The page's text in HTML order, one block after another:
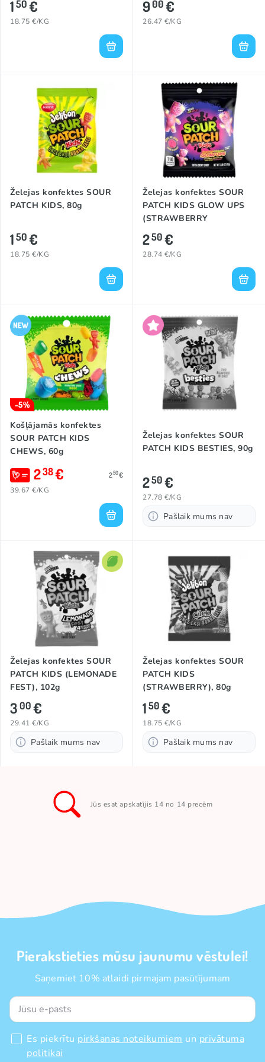
150€
18.75 €/KG
900€
26.47 €/KG
Želejas konfektes SOUR
PATCH KIDS, 80g
150€
18.75 €/KG
Želejas konfektes SOUR
PATCH KIDS GLOW UPS
(STRAWBERRY
WATERMELON), 87g
250€
28.74 €/KG
-5%
Košļājamās konfektes
SOUR PATCH KIDS
CHEWS, 60g
238€ 250€
39.67 €/KG
Želejas konfektes SOUR
PATCH KIDS BESTIES, 90g
250€
27.78 €/KG
Pašlaik mums nav
Želejas konfektes SOUR
PATCH KIDS (LEMONADE
FEST), 102g
300€
29.41 €/KG
Pašlaik mums nav
Želejas konfektes SOUR
PATCH KIDS
(STRAWBERRY), 80g
150€
18.75 €/KG
Pašlaik mums nav
Jūs esat apskatījis 14 no 14 precēm
Pierakstieties mūsu jaunumu vēstulei!
Saņemiet 10% atlaidi pirmajam pasūtījumam
Es piekrītu pirkšanas noteikumiem un privātuma
politikai